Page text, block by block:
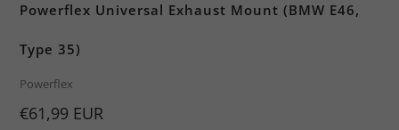
Powerflex Universal Exhaust Mount (BMW E46,
Type 35)
Brand
Powerflex
Prezzo
€61,99 EUR